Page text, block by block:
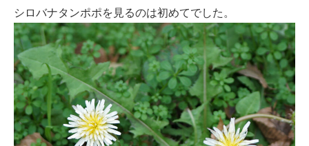
シロバナタンポポを見るのは初めてでした。